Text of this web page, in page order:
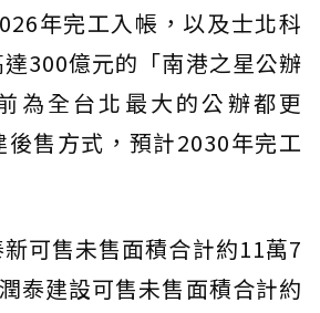
年完工入帳，以及士北科
300億元的「南港之星公辦
為全台北最大的公辦都更
售方式，預計2030年完工
可售未售面積合計約11萬7
泰建設可售未售面積合計約